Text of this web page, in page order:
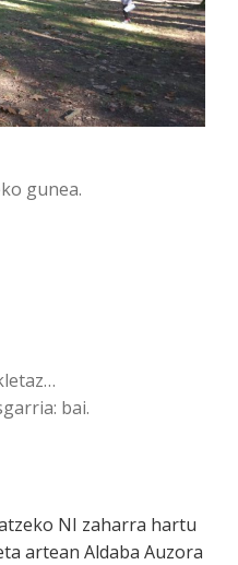
gunea.
bai.
NI zaharra hartu
artean Aldaba Auzora